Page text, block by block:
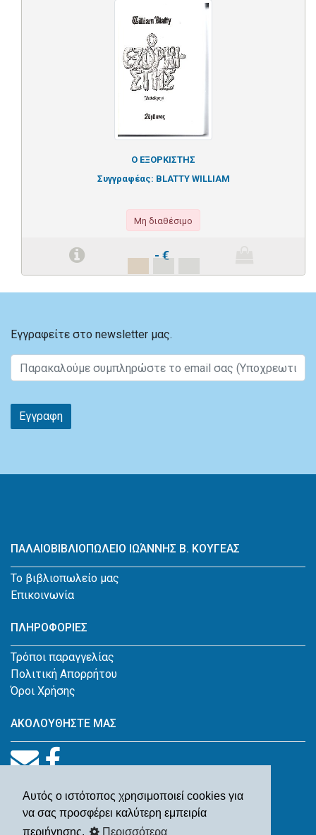
Αυτός ο ιστότοπος χρησιμοποιεί cookies για
να σας προσφέρει καλύτερη εμπειρία
περιήγησης.
Περισσότερα
Ο ΕΞΟΡΚΙΣΤΗΣ
Συγγραφέας: BLATTY WILLIAM
Μη διαθέσιμο
- €
Εγγραφείτε στο newsletter μας.
Εγγραφη
ΠΑΛΑΙΟΒΙΒΛΙΟΠΩΛΕΙΟ ΙΩΆΝΝΗΣ Β. ΚΟΥΓΕΑΣ
Το βιβλιοπωλείο μας
Επικοινωνία
ΠΛΗΡΟΦΟΡΙΕΣ
Τρόποι παραγγελίας
Πολιτική Απορρήτου
Όροι Χρήσης
ΑΚΟΛΟΥΘΗΣΤΕ ΜΑΣ